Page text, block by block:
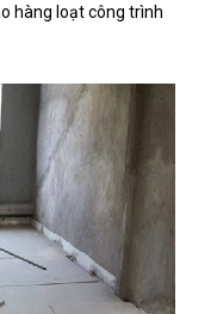
hàng loạt công trình